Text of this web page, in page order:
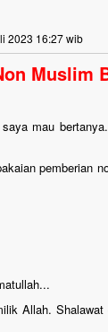
2023 16:27 wib
Muslim
mau
pemberian
Allah.